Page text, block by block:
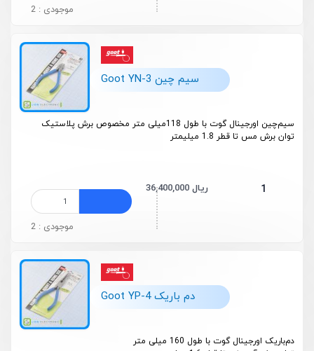
موجودی : 2
سیم چین Goot YN-3
سیم‌چین اورجینال گوت با طول 118میلی متر مخصوص برش پلاستیک
توان برش مس تا قطر 1.8 میلیمتر
1 36,400,000 ریال
موجودی : 2
دم باریک Goot YP-4
دم‌باریک اورجینال گوت با طول 160 میلی متر